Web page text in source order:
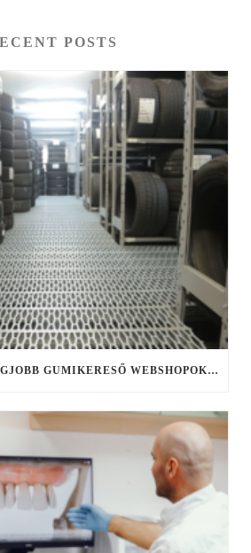
POSTS
MIT TUDNAK A LEGJOBB GUMIKERESŐ WEBSHOPOK, ÉS MIRE FIGYELJ KERESÉS KÖZBEN?